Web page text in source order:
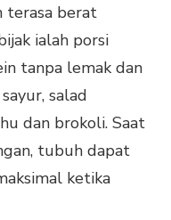
berat
ialah porsi
tanpa lemak dan
salad
dan brokoli. Saat
tubuh dapat
ketika